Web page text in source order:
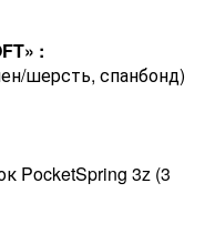
» :
шерсть, спанбонд)
PocketSpring 3z (3